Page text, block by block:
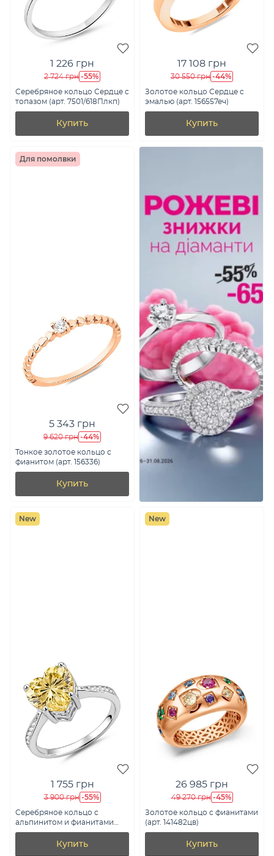
1 226 грн
2 724 грн -55%
Серебряное кольцо Сердце с
топазом (арт. 7501/618Плкп)
Купить
17 108 грн
30 550 грн -44%
Золотое кольцо Сердце с
эмалью (арт. 156557еч)
Купить
Для помолвки
5 343 грн
9 620 грн -44%
Тонкое золотое кольцо с
фианитом (арт. 156336)
Купить
New
1 755 грн
3 900 грн -55%
Серебряное кольцо с
альпинитом и фианитами
(арт. 7501/8779аж)
Купить
New
26 985 грн
49 270 грн -45%
Золотое кольцо с фианитами
(арт. 141482цв)
Купить